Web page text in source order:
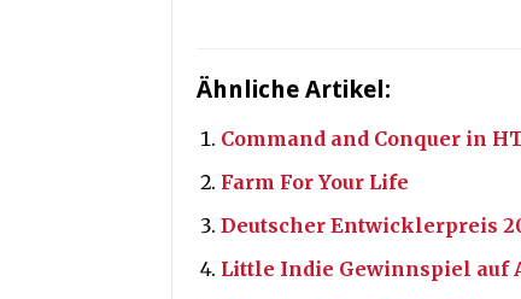
Ähnliche Artikel:
Command and Conquer in
Farm For Your Life
Deutscher Entwicklerpreis
Little Indie Gewinnspiel auf